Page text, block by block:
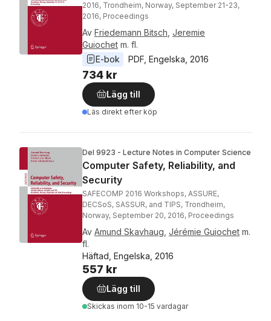
2016, Trondheim, Norway, September 21-23,
2016, Proceedings
Av Friedemann Bitsch Jeremie
Guiochet m. fl.
E-bok
PDF Engelska 2016
734 kr
Lägg till
Läs direkt efter köp
Del 9923 - Lecture Notes in Computer Science
Computer Safety, Reliability, and
Security
SAFECOMP 2016 Workshops, ASSURE,
DECSoS, SASSUR, and TIPS, Trondheim,
Norway, September 20, 2016, Proceedings
Av Amund Skavhaug Jérémie Guiochet m.
fl.
Häftad, Engelska, 2016
557 kr
Lägg till
Skickas inom 10-15 vardagar